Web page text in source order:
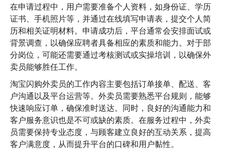
在申请过程中，用户需要准备个人资料，如身份证、学历
证书、手机照片等，并通过在线填写申请表，提交个人简
历和相关证明材料。申请成功后，平台通常会安排面试或
背景调查，以确保应聘者具备相应的素质和能力。对于部
分岗位，可能还需要通过考核测试或实操培训，以确保外
卖员能够胜任工作。
淘宝闪购外卖员的工作内容主要包括订单接单、配送、客
户沟通以及平台运营等。外卖员需要熟悉平台规则，能够
快速响应订单，确保准时送达。同时，良好的沟通能力和
客户服务意识也是不可或缺的素质。在服务过程中，外卖
员需要保持专业态度，与顾客建立良好的互动关系，提高
客户满意度，从而提升平台的口碑和用户黏性。